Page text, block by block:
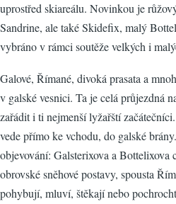
uprostřed skiareálu. Novinkou je
Sandrine, ale také Skidefix, malý
vybráno v rámci soutěže velkých i
Galové, Římané, divoká prasata a
v galské vesnici. Ta je celá průjezdná
zařádit i ti nejmenší lyžařští
vede přímo ke vchodu, do galské
objevování: Galsterixova a Bottelixova
obrovské sněhové postavy, spousta
pohybují, mluví, štěkají nebo